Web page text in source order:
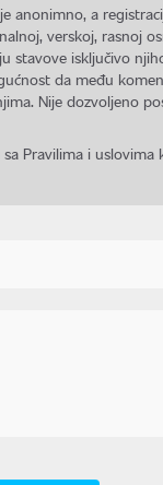
anonimno, a
verskoj, rasnoj
stavove isključivo
da među
Nije dozvoljeno
Pravilima i uslovima